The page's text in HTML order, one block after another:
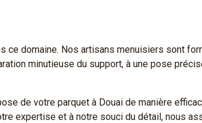
domaine. Nos artisans menuisiers sont
minutieuse du support, à une pose
de votre parquet à Douai de manière
expertise et à notre souci du détail, nous